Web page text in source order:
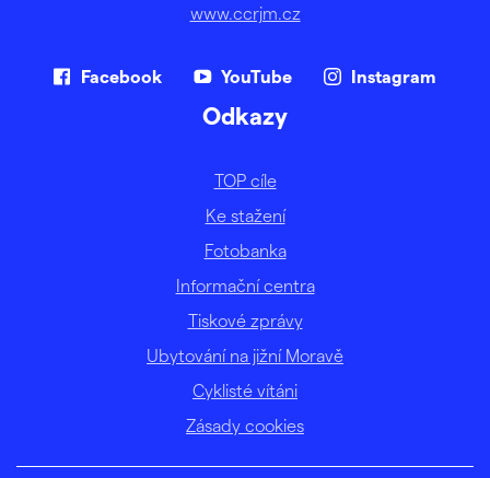
www.ccrjm.cz
Facebook YouTube Instagram
Odkazy
TOP cíle
Ke stažení
Fotobanka
Informační centra
Tiskové zprávy
Ubytování na jižní Moravě
Cyklisté vítáni
Zásady cookies